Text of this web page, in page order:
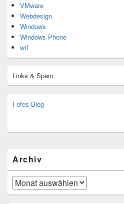
VMware
Webdesign
Windows
Windows Phone
wtf
Links & Spam
Fefes Blog
Archiv
Archiv